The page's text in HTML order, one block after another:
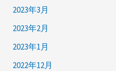
2023年3月
2023年2月
2023年1月
2022年12月